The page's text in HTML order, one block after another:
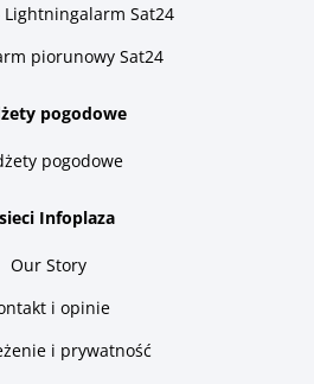
Sat24
piorunowy Sat24
pogodowe
pogodowe
Infoplaza
Our Story
i opinie
i prywatność